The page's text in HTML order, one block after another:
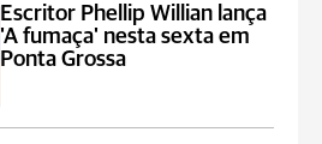
Escritor Phellip Willian lança
'A fumaça' nesta sexta em
Ponta Grossa